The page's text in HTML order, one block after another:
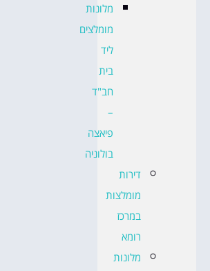
מלונות
מומלצים
ליד
בית
חב"ד
–
פיאצה
בולוניה
דירות
מומלצות
במרכז
רומא
מלונות